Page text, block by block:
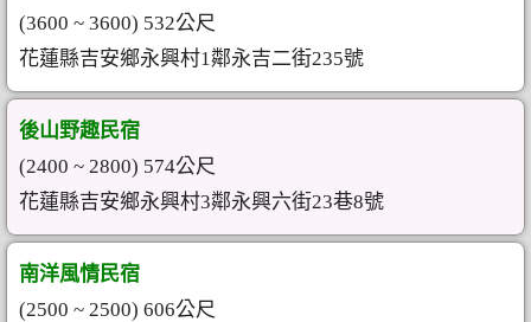
(3600 ~ 3600) 532公尺
花蓮縣吉安鄉永興村1鄰永吉二街235號
後山野趣民宿
(2400 ~ 2800) 574公尺
花蓮縣吉安鄉永興村3鄰永興六街23巷8號
南洋風情民宿
(2500 ~ 2500) 606公尺